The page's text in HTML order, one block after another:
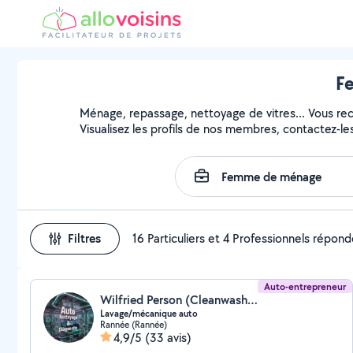
Ménage, repassage, nettoyage de vitres... Vous
Visualisez les profils de nos membres, contactez-
Filtres 16 Particuliers et 4 Professionnels
Auto-entrepreneur
Wilfried Person (Cleanwash auto)
Lavage/mécanique auto
Rannée (Rannée)
4,9/5 (33 avis)